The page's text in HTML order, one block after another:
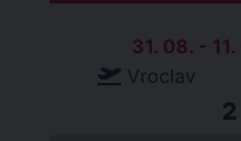
31. 08. -
Vroclav